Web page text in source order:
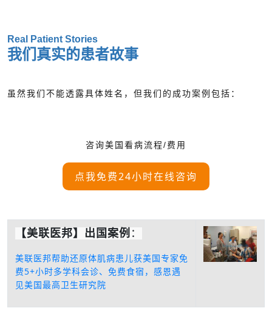
Real Patient Stories
我们真实的患者故事
虽然我们不能透露具体姓名，但我们的成功案例包括：
咨询美国看病流程/费用
点我免费24小时在线咨询
【美联医邦】出国案例 ：
美联医邦帮助还原体肌病患儿获美国专家免
费5+小时多学科会诊、免费食宿，感恩遇
见美国最高卫生研究院